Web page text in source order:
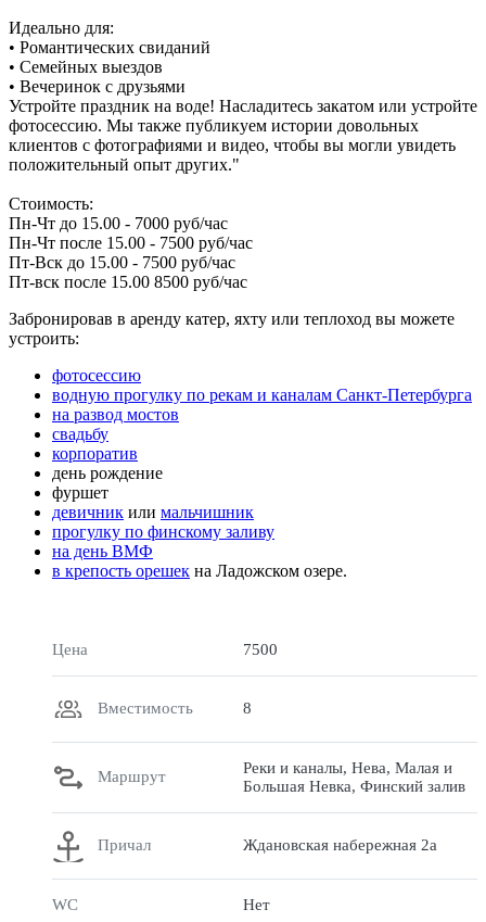
Идеально для:
• Романтических свиданий
• Семейных выездов
• Вечеринок с друзьями
Устройте праздник на воде! Насладитесь закатом или устройте
фотосессию. Мы также публикуем истории довольных
клиентов с фотографиями и видео, чтобы вы могли увидеть
положительный опыт других."
Стоимость:
Пн-Чт до 15.00 - 7000 руб/час
Пн-Чт после 15.00 - 7500 руб/час
Пт-Вск до 15.00 - 7500 руб/час
Пт-вск после 15.00 8500 руб/час
Забронировав в аренду катер, яхту или теплоход вы можете
устроить:
фотосессию
водную прогулку по рекам и каналам Санкт-Петербурга
на развод мостов
свадьбу
корпоратив
день рождение
фуршет
девичник или мальчишник
прогулку по финскому заливу
на день ВМФ
в крепость орешек на Ладожском озере.
Цена 7500
Вместимость 8
Маршрут
Реки и каналы, Нева, Малая и
Большая Невка, Финский залив
Причал Ждановская набережная 2а
WC Нет